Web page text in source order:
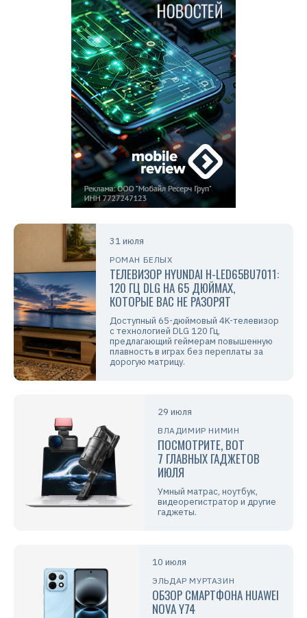
31 июля
РОМАН БЕЛЫХ
ТЕЛЕВИЗОР HYUNDAI H-LED65BU7011:
120 ГЦ DLG НА 65 ДЮЙМАХ,
КОТОРЫЕ ВАС НЕ РАЗОРЯТ
Доступный 65-дюймовый 4K-телевизор
с технологией DLG 120 Гц,
предлагающий геймерам повышенную
плавность в играх без переплаты за
дорогую матрицу.
29 июля
ВЛАДИМИР НИМИН
ПОСМОТРИТЕ, ВОТ
7 ГЛАВНЫХ ГАДЖЕТОВ
ИЮЛЯ
Умный матрас, ноутбук,
видеорегистратор и другие
гаджеты.
10 июля
ЭЛЬДАР МУРТАЗИН
ОБЗОР СМАРТФОНА HUAWEI
NOVA Y74